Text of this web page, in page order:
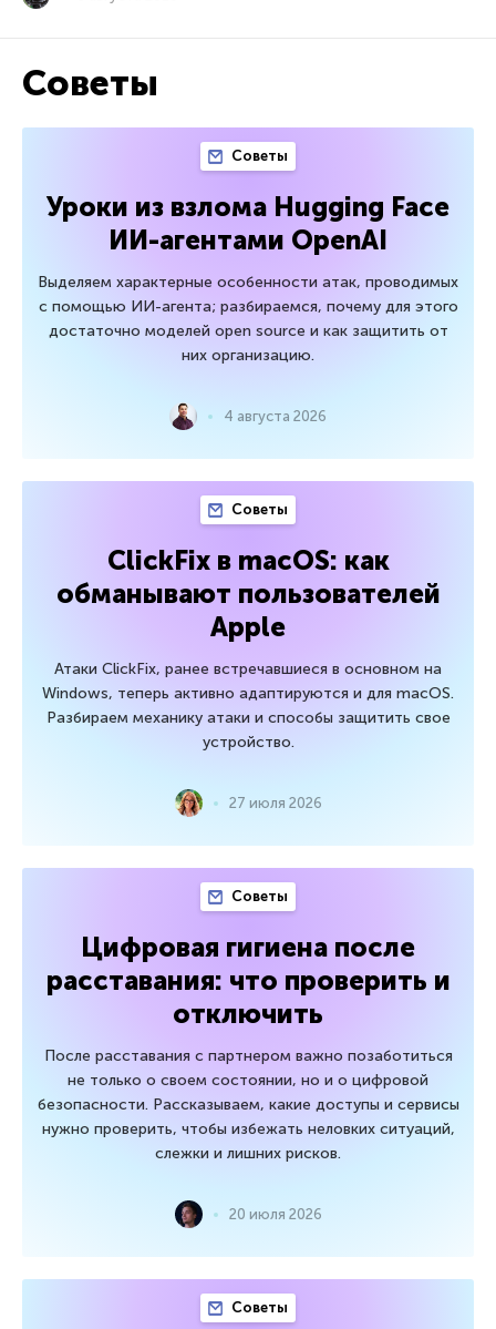
Советы
Советы
Уроки из взлома Hugging Face
ИИ-агентами OpenAI
Выделяем характерные особенности атак, проводимых
с помощью ИИ-агента; разбираемся, почему для этого
достаточно моделей open source и как защитить от
них организацию.
4 августа 2026
Советы
ClickFix в macOS: как
обманывают пользователей
Apple
Атаки ClickFix, ранее встречавшиеся в основном на
Windows, теперь активно адаптируются и для macOS.
Разбираем механику атаки и способы защитить свое
устройство.
27 июля 2026
Советы
Цифровая гигиена после
расставания: что проверить и
отключить
После расставания с партнером важно позаботиться
не только о своем состоянии, но и о цифровой
безопасности. Рассказываем, какие доступы и сервисы
нужно проверить, чтобы избежать неловких ситуаций,
слежки и лишних рисков.
20 июля 2026
Советы